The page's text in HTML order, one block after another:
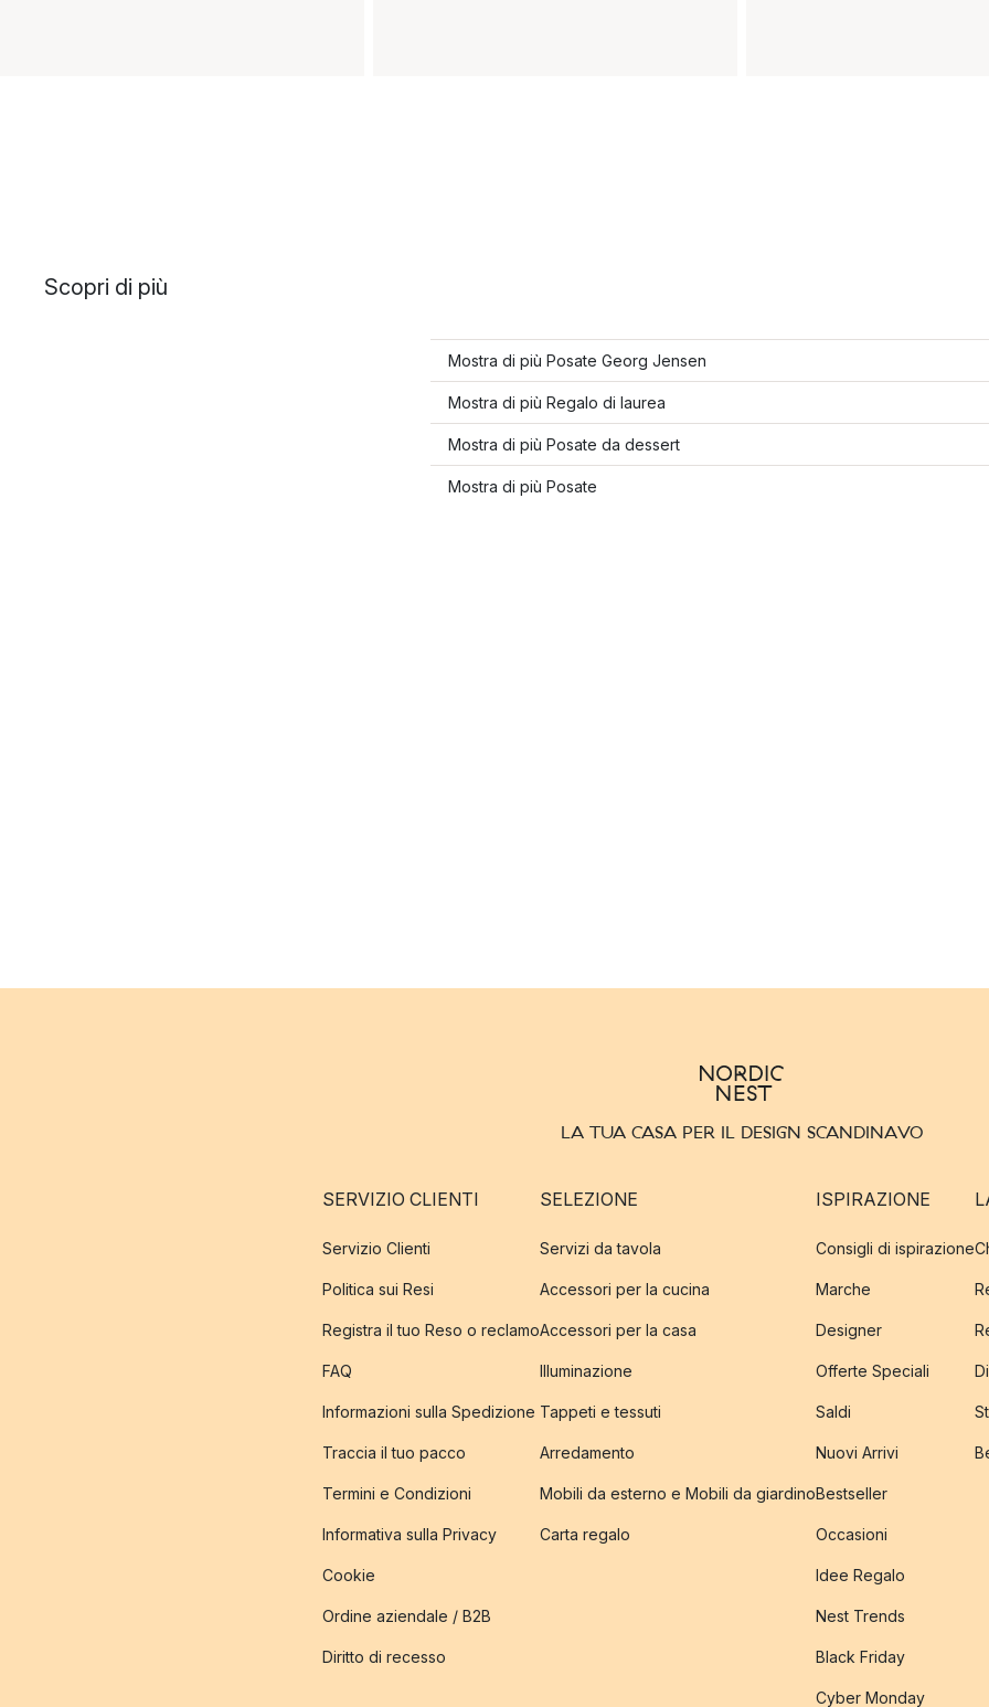
Scopri di più
Mostra di più Posate Georg Jensen
Mostra di più Regalo di laurea
Mostra di più Posate da dessert
Mostra di più Posate
LA TUA CASA PER IL DESIGN SCANDINAVO
SERVIZIO CLIENTI
Servizio Clienti
Politica sui Resi
Registra il tuo Reso o reclamo
FAQ
Informazioni sulla Spedizione
Traccia il tuo pacco
Termini e Condizioni
Informativa sulla Privacy
Cookie
Ordine aziendale / B2B
Diritto di recesso
SELEZIONE
Servizi da tavola
Accessori per la cucina
Accessori per la casa
Illuminazione
Tappeti e tessuti
Arredamento
Mobili da esterno e Mobili da giardino
Carta regalo
ISPIRAZIONE
Consigli di ispirazione
Marche
Designer
Offerte Speciali
Saldi
Nuovi Arrivi
Bestseller
Occasioni
Idee Regalo
Nest Trends
Black Friday
Cyber Monday